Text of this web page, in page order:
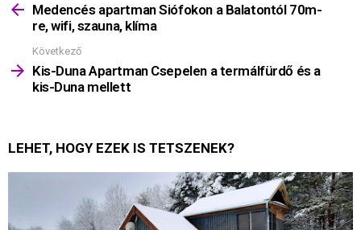
többetMedencés apartman Siófokon a Balatontól 70m-
re, wifi, szauna, klíma
Következő
Kis-Duna Apartman Csepelen a termálfürdő és a
kis-Duna mellett
LEHET, HOGY EZEK IS TETSZENEK?